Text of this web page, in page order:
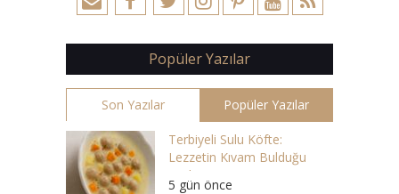
Popüler Yazılar
Son Yazılar Popüler Yazılar
Terbiyeli Sulu Köfte:
Lezzetin Kıvam Bulduğu
Çorba
5 gün önce